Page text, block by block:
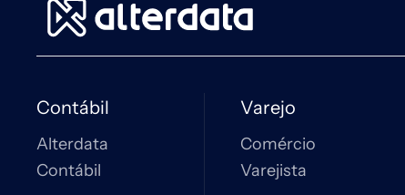
Contábil
Alterdata
Contábil
Varejo
Comércio
Varejista